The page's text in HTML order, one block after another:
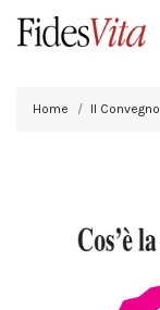
Home Il Convegno